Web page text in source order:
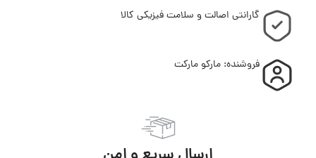
گارانتی اصالت و سلامت فیزیکی کالا
فروشنده: مارکو مارکت